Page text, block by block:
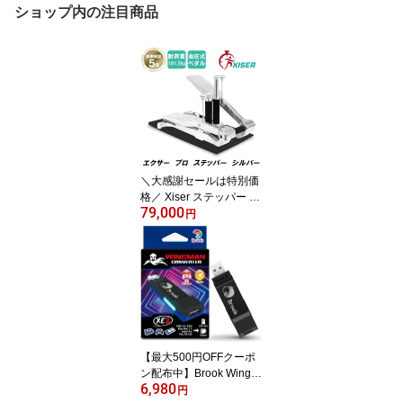
ショップ内の注目商品
＼大感謝セールは特別価
格／ Xiser ステッパー Pr
o Trainer エクサー ステ
ッパー 静音 ウォーキン
グマシン 踏み台昇降 5年
保証 フロアマット 日本
語説明書付き シルバー
【Xiser認定正規販売店】
79,000円
【最大500円OFFクーポ
ン配布中】Brook Wingm
an XE2 ウィングマンコ
6,980円